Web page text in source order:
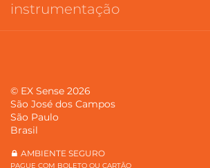
instrumentação
© EX Sense 2026
São José dos Campos
São Paulo
Brasil
AMBIENTE SEGURO
PAGUE COM BOLETO OU CARTÃO